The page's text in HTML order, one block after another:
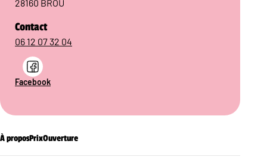
28160 BROU
Contact
06 12 07 32 04
Facebook
À proposPrixOuverture